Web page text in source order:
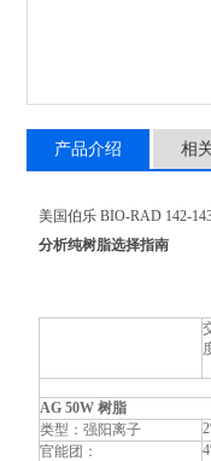
产品介绍 相
美国伯乐 BIO-RAD 142-
分析纯树脂选择指南
AG 50W 树脂
类型：强阳离子
官能团：